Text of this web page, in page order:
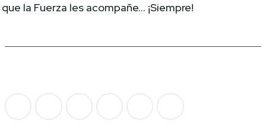
que la Fuerza les acompañe… ¡Siempre!